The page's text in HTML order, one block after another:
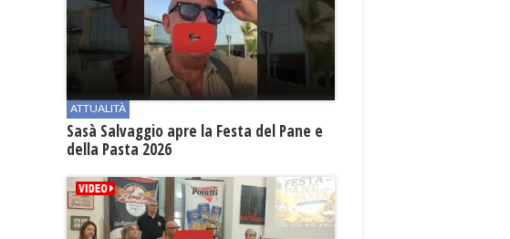
ATTUALITÀ
Sasà Salvaggio apre la Festa del Pane e
della Pasta 2026